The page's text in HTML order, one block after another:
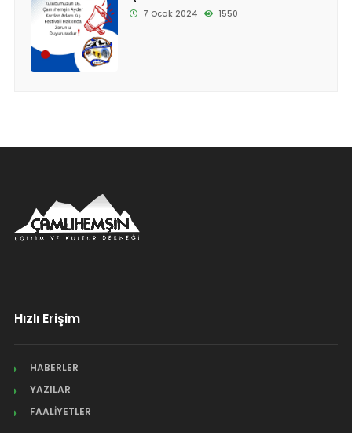
7 Ocak 2024 1550
Hızlı Erişim
HABERLER
YAZILAR
FAALİYETLER